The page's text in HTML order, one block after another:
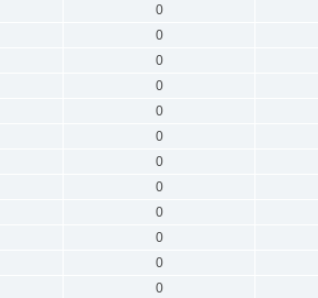
0
0
0
0
0
0
0
0
0
0
0
0